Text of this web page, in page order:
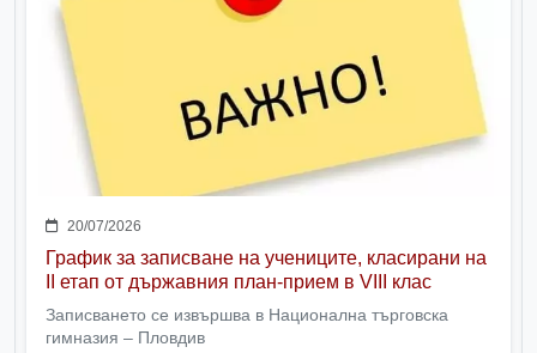
20/07/2026
График за записване на учениците, класирани на
II етап от държавния план-прием в VIII клас
Записването се извършва в Национална търговска
гимназия – Пловдив